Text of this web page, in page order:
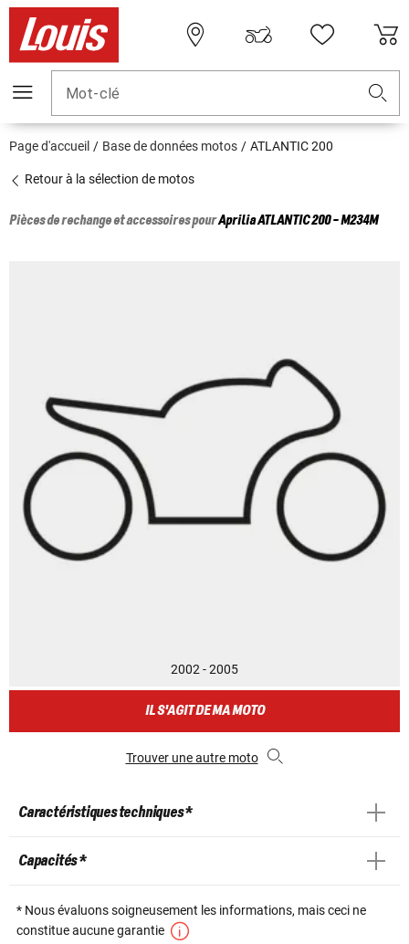
Mot-clé
Page d'accueil Base de données motos ATLANTIC 200
Retour à la sélection de motos
Pièces de rechange et accessoires pourApriliaATLANTIC 200 - M234M
2002 - 2005
IL S'AGIT DE MA MOTO
Trouver une autre moto
Caractéristiques techniques *
Capacités *
* Nous évaluons soigneusement les informations, mais ceci ne
constitue aucune garantie